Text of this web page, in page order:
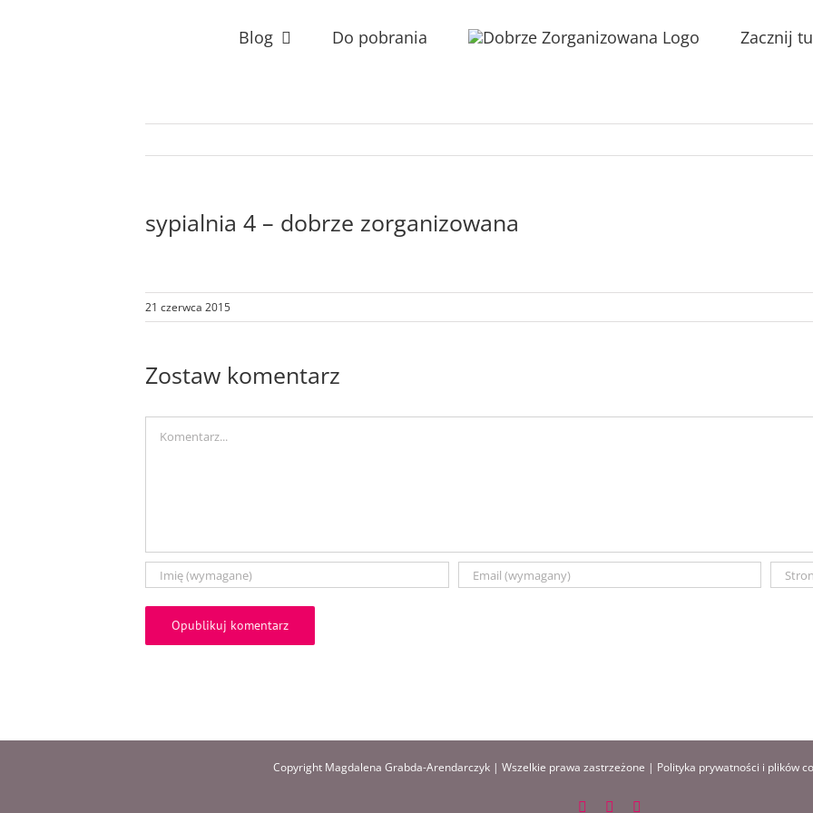
Blog Do pobrania Zacznij
sypialnia 4 – dobrze zorganizowana
21 czerwca 2015
Zostaw komentarz
Copyright Magdalena Grabda-Arendarczyk | Wszelkie prawa zastrzeżone | Polityka prywatności i plików
FacebookInstagram